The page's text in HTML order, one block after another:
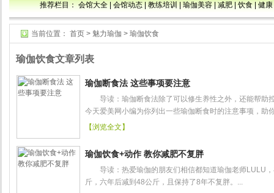
推荐栏目：会馆大全|会馆动态|教练培训|瑜伽美容|减肥|饮食|健康
当前位置： 首页 > 魅力瑜伽 > 瑜伽饮食
瑜伽饮食文章列表
瑜伽断食法 这些事项要注意
导读：瑜伽断食法除了可以修生养性之外，还能帮助
今天爱美网小编为你列出一些瑜伽断食时的注意事项，助
【浏览全文】
瑜伽饮食+动作 教你减肥不复胖
导读：热爱瑜伽的朋友们相信都知道瑜伽老师LULU，
斤，六年后减到48公斤，且保持了8年不复胖。...